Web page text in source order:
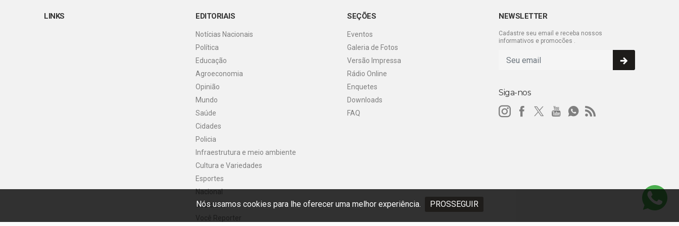
Nós usamos cookies para lhe oferecer uma melhor experiência. PROSSEGUIR
LINKS EDITORIAIS
Notícias Nacionais
Política
Educação
Agroeconomia
Opinião
Mundo
Saúde
Cidades
Policia
Infraestrutura e meio ambiente
Cultura e Variedades
Esportes
Nacional
Judiciário
Você Reporter
SEÇÕES
Eventos
Galeria de Fotos
Versão Impressa
Rádio Online
Enquetes
Downloads
FAQ
NEWSLETTER
Cadastre seu email e receba nossos
informativos e promocões .
Siga-nos